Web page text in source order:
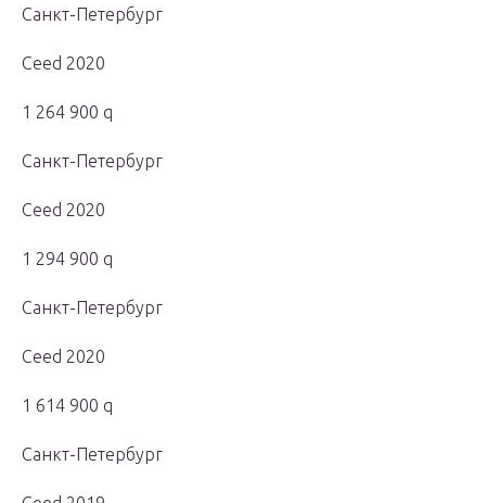
Санкт-Петербург
Ceed 2020
1 264 900 q
Санкт-Петербург
Ceed 2020
1 294 900 q
Санкт-Петербург
Ceed 2020
1 614 900 q
Санкт-Петербург